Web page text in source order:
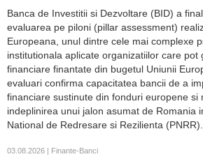
Banca de Investitii si Dezvoltare (BID) a
evaluarea pe piloni (pillar assessment)
Europeana, unul dintre cele mai complexe
institutionala aplicate organizatiilor care pot
financiare finantate din bugetul Uniunii
evaluari confirma capacitatea bancii de a
financiare sustinute din fonduri europene si
indeplinirea unui jalon asumat de Romania
National de Redresare si Rezilienta (PNRR).
03.08.2026 | Finante-Banci